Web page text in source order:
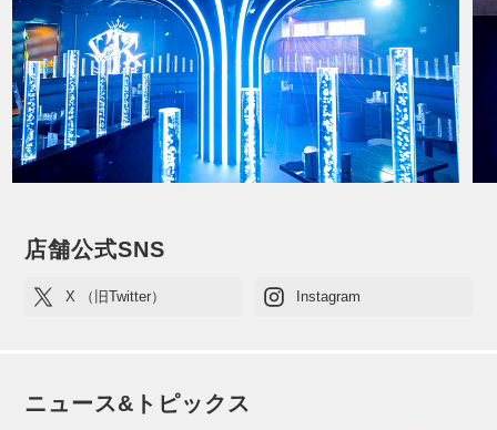
店舗公式SNS
X （旧Twitter） Instagram
ニュース&トピックス